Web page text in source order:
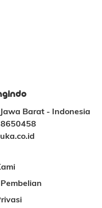
Barat - Indonesia